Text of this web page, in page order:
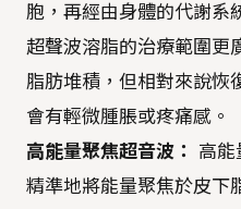
胞，再經由身體的代謝系
超聲波溶脂的治療範圍更
脂肪堆積，但相對來說恢
會有輕微腫脹或疼痛感。
高能量聚焦超音波：
高能
精準地將能量聚焦於皮下